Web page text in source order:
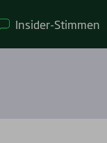
Insi­­der-Stim­­men